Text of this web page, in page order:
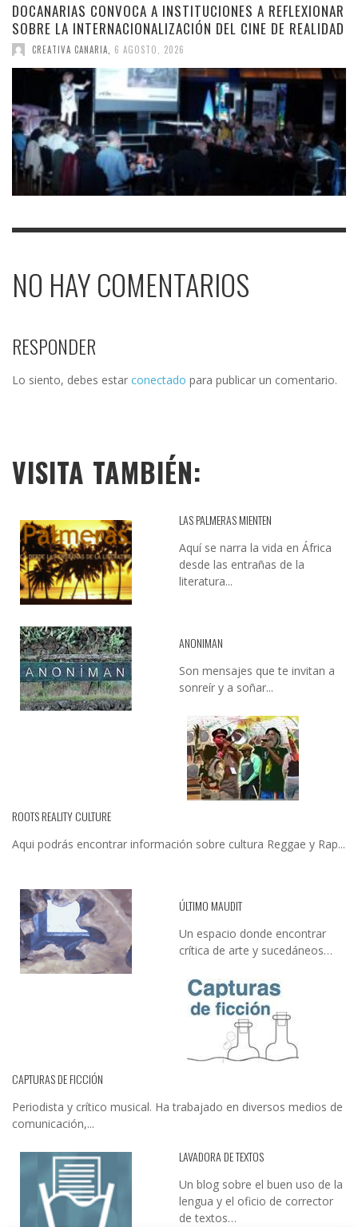
DOCANARIAS CONVOCA A INSTITUCIONES A REFLEXIONAR
SOBRE LA INTERNACIONALIZACIÓN DEL CINE DE REALIDAD
CREATIVA CANARIA 6 AGOSTO, 2026
NO HAY COMENTARIOS
RESPONDER
Lo siento, debes estar conectado para publicar un comentario.
VISITA TAMBIÉN:
LAS PALMERAS MIENTEN
Aquí se narra la vida en África
desde las entrañas de la
literatura...
ANONIMAN
Son mensajes que te invitan a
sonreír y a soñar...
ROOTS REALITY CULTURE
Aqui podrás encontrar información sobre cultura Reggae y Rap...
ÚLTIMO MAUDIT
Un espacio donde encontrar
crítica de arte y sucedáneos…
CAPTURAS DE FICCIÓN
Periodista y crítico musical. Ha trabajado en diversos medios de
comunicación,...
LAVADORA DE TEXTOS
Un blog sobre el buen uso de la
lengua y el oficio de corrector
de textos…